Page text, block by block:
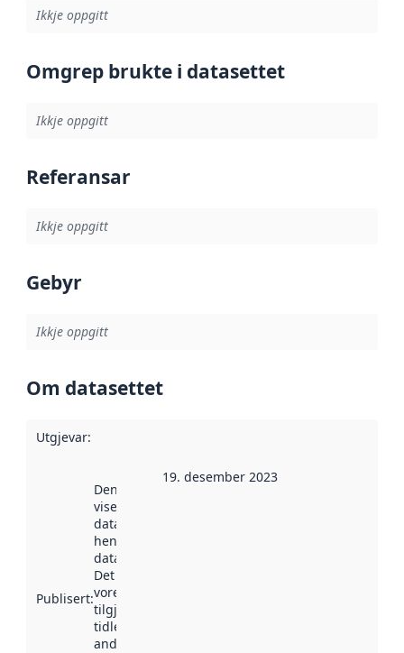
Ikkje oppgitt
Omgrep brukte i datasettet
Ikkje oppgitt
Referansar
Ikkje oppgitt
Gebyr
Ikkje oppgitt
Om datasettet
Utgjevar:
Publisert:
Denne datoen
viser når
datasettet vart
henta inn av
data.norge.no.
Det kan ha
vore
tilgjengeleg
tidlegare
andre stader.
19. desember 2023